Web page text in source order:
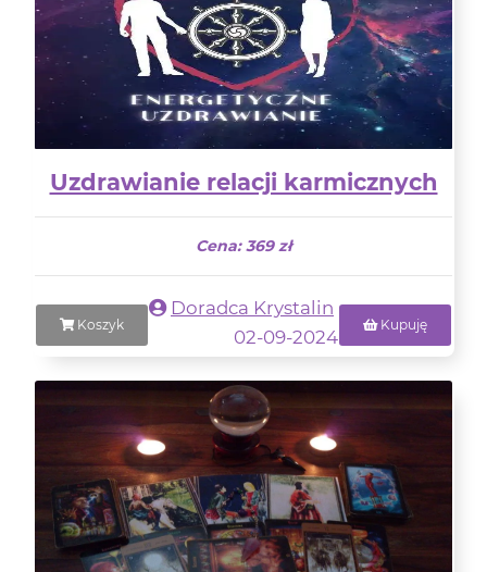
Uzdrawianie relacji karmicznych
Cena: 369 zł
Koszyk Kupuję
Doradca Krystalin
02-09-2024